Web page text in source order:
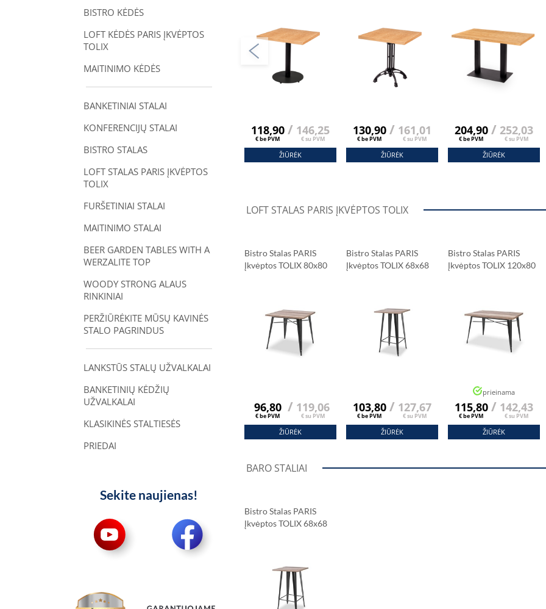
BISTRO KĖDĖS
LOFT KĖDĖS PARIS ĮKVĖPTOS
TOLIX
MAITINIMO KĖDĖS
BANKETINIAI STALAI
KONFERENCIJŲ STALAI
BISTRO STALAS
LOFT STALAS PARIS ĮKVĖPTOS
TOLIX
FURŠETINIAI STALAI
MAITINIMO STALAI
BEER GARDEN TABLES WITH A
WERZALITE TOP
WOODY STRONG ALAUS
RINKINIAI
PERŽIŪRĖKITE MŪSŲ KAVINĖS
STALO PAGRINDUS
LANKSTŪS STALŲ UŽVALKALAI
BANKETINIŲ KĖDŽIŲ
UŽVALKALAI
KLASIKINĖS STALTIESĖS
PRIEDAI
Sekite naujienas!
118,90
€ be PVM
/ 146,25
€ su PVM
ŽIŪRĖK
130,90
€ be PVM
/ 161,01
€ su PVM
ŽIŪRĖK
204,90
€ be PVM
/ 252,03
€ su PVM
ŽIŪRĖK
LOFT STALAS PARIS ĮKVĖPTOS TOLIX
Bistro Stalas PARIS
Įkvėptos TOLIX 80x80
96,80
€ be PVM
/ 119,06
€ su PVM
ŽIŪRĖK
Bistro Stalas PARIS
Įkvėptos TOLIX 68x68
103,80
€ be PVM
/ 127,67
€ su PVM
ŽIŪRĖK
Bistro Stalas PARIS
Įkvėptos TOLIX 120x80
prieinama
115,80
€ be PVM
/ 142,43
€ su PVM
ŽIŪRĖK
BARO STALIAI
Bistro Stalas PARIS
Įkvėptos TOLIX 68x68